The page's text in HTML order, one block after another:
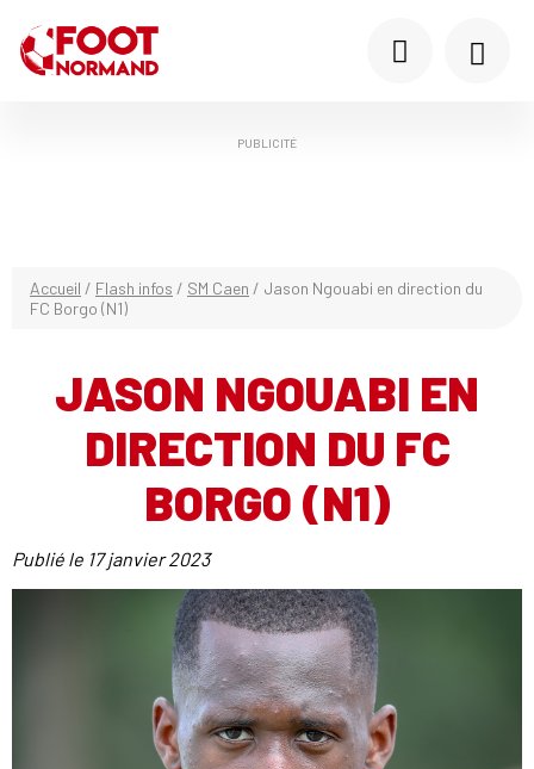
PUBLICITÉ
Accueil / Flash infos / SM Caen / Jason Ngouabi en direction du
FC Borgo (N1)
JASON NGOUABI EN
DIRECTION DU FC
BORGO (N1)
Publié le 17 janvier 2023